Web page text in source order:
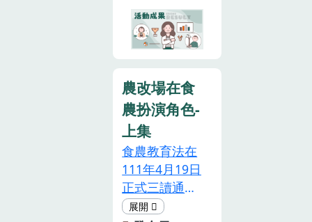
加入米食、雜
糧、果雕及廚
藝競賽等，到
育 為主題的呈
現，對本場持
續辦理活動的
世代 傳承給予
肯定，也感謝
種苗業者持續
共同辦理瓜果
節活動，讓瓜
農教 育的總體
策略，協同教
育、文化、原
部會共同參與
執行，協助各
級學校透 過課
程、膳食供應
等相關宣導，
進行食農教 育
的學習體驗和
實作活動，並
農改場在食
農扮演角色-
上集
食農教育法在
111年4月19日
正式三讀通
過！農委會自